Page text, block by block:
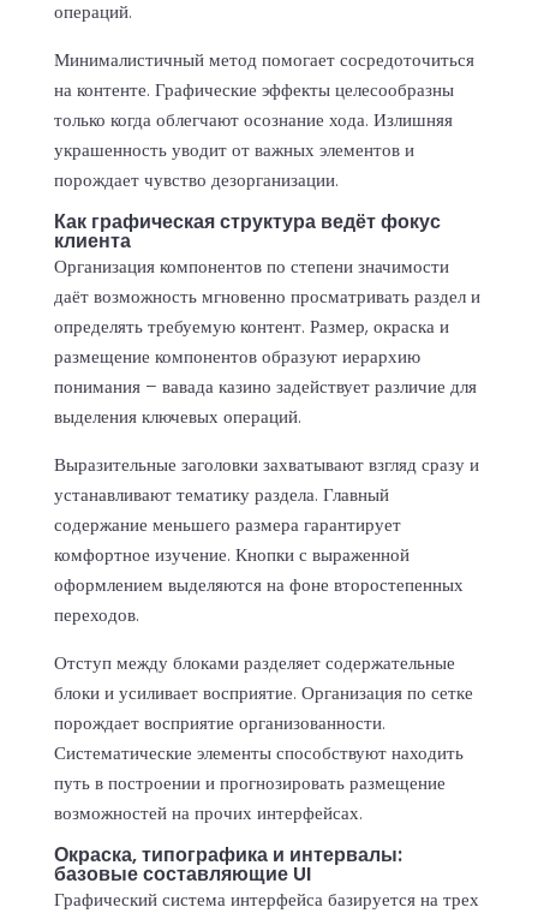
операций.
Минималистичный метод помогает сосредоточиться
на контенте. Графические эффекты целесообразны
только когда облегчают осознание хода. Излишняя
украшенность уводит от важных элементов и
порождает чувство дезорганизации.
Как графическая структура ведёт фокус
клиента
Организация компонентов по степени значимости
даёт возможность мгновенно просматривать раздел и
определять требуемую контент. Размер, окраска и
размещение компонентов образуют иерархию
понимания – вавада казино задействует различие для
выделения ключевых операций.
Выразительные заголовки захватывают взгляд сразу и
устанавливают тематику раздела. Главный
содержание меньшего размера гарантирует
комфортное изучение. Кнопки с выраженной
оформлением выделяются на фоне второстепенных
переходов.
Отступ между блоками разделяет содержательные
блоки и усиливает восприятие. Организация по сетке
порождает восприятие организованности.
Систематические элементы способствуют находить
путь в построении и прогнозировать размещение
возможностей на прочих интерфейсах.
Окраска, типографика и интервалы:
базовые составляющие UI
Графический система интерфейса базируется на трех